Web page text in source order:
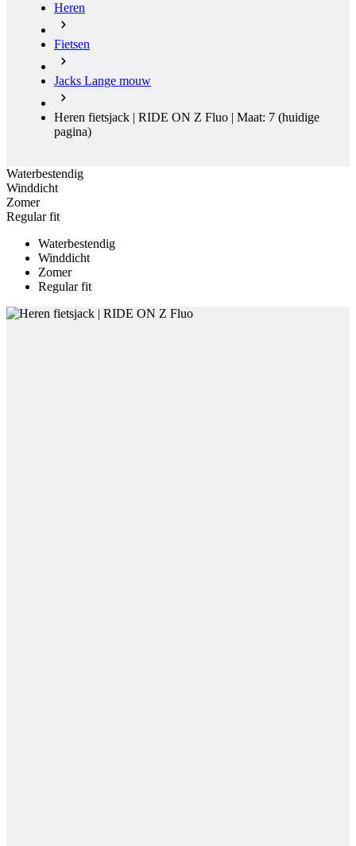
Heren
Fietsen
Jacks Lange mouw
Heren fietsjack | RIDE ON Z Fluo | Maat: 7 (huidige
pagina)
Waterbestendig
Winddicht
Zomer
Regular fit
Waterbestendig
Winddicht
Zomer
Regular fit